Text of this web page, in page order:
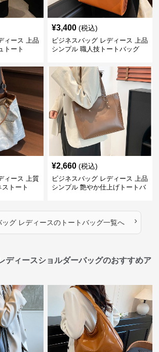
ィース 上品
トート
¥3,400 (税込)
ビジネスバッグ レディース 上品
シンプル 職人技トートバッグ
ィース 上質
トート
¥2,660 (税込)
ビジネスバッグ レディース 上品
シンプル 艶やか仕上げトートバ
ッグ レディースのトートバッグ一覧へ ›
ディースショルダーバッグのおすすめア